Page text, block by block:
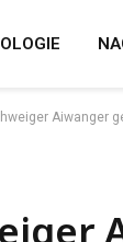
Aiwanger